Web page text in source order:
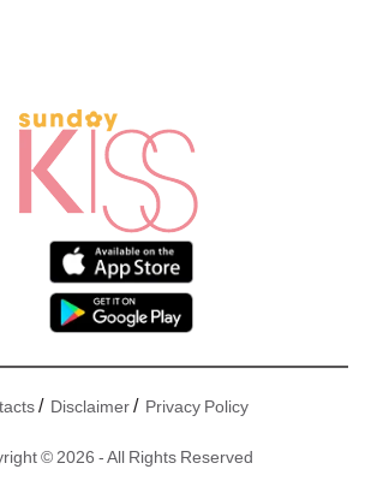
/ Disclaimer/ Privacy Policy
© 2026 - All Rights Reserved